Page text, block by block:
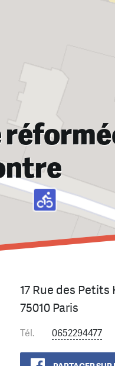
17 Rue des Petits
75010 Paris
Tél. 0652294477